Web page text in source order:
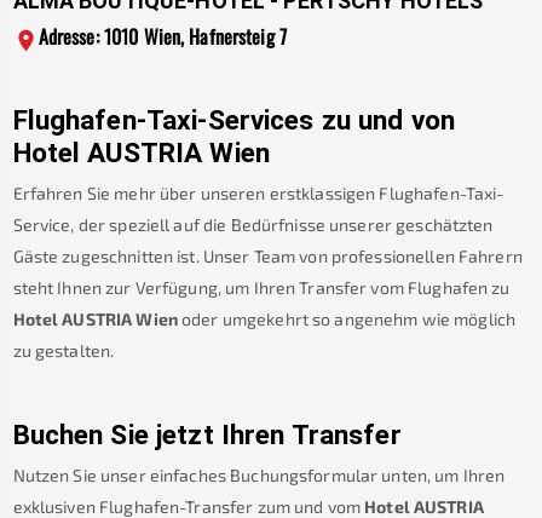
Adresse: 1010 Wien, Hafnersteig 7
Flughafen-Taxi-Services zu und von
Hotel AUSTRIA Wien
Erfahren Sie mehr über unseren erstklassigen Flughafen-Taxi-
Service, der speziell auf die Bedürfnisse unserer geschätzten
Gäste zugeschnitten ist. Unser Team von professionellen Fahrern
steht Ihnen zur Verfügung, um Ihren Transfer vom Flughafen zu
Hotel AUSTRIA Wienoder umgekehrt so angenehm wie möglich
zu gestalten.
Buchen Sie jetzt Ihren Transfer
Nutzen Sie unser einfaches Buchungsformular unten, um Ihren
exklusiven Flughafen-Transfer zum und vom Hotel AUSTRIA